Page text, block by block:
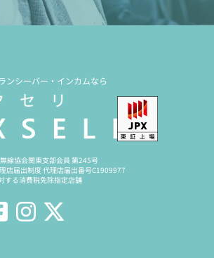
ンシーバー・インカムなら
線協会関東支部会員 第245号
店届出制度 代理店届出番号C1909977
する消費税免除指定店舗